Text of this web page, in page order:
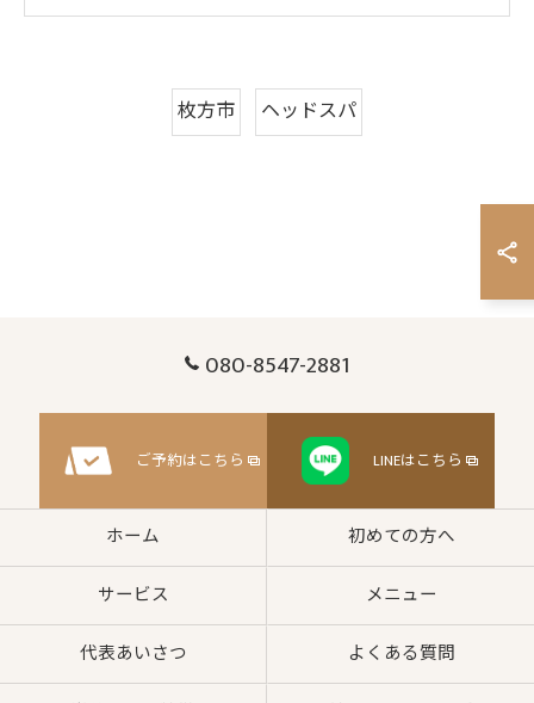
枚方市 ヘッドスパ
080-8547-2881
ご予約はこちら LINEはこちら
ホーム 初めての方へ
サービス メニュー
代表あいさつ よくある質問